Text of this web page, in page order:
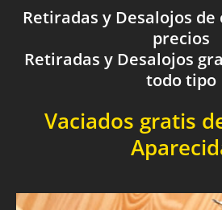
Retiradas y Desalojos de
precios
Retiradas y Desalojos
todo tipo
Vaciados gratis